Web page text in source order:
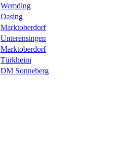
Wemding
Dasing
Marktoberdorf
Unterensingen
Marktoberdorf
Türkheim
DM Sonneberg